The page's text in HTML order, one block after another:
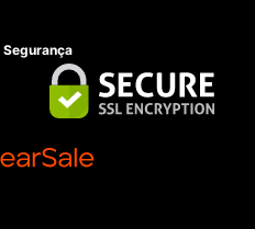
Segurança